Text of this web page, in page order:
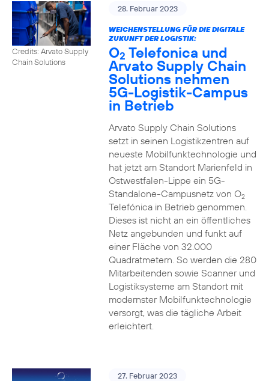
Credits: Arvato Supply
Chain Solutions
28. Februar 2023
WEICHENSTELLUNG FÜR DIE DIGITALE
ZUKUNFT DER LOGISTIK:
O2 Telefonica und
Arvato Supply Chain
Solutions nehmen
5G-Logistik-Campus
in Betrieb
Arvato Supply Chain Solutions
setzt in seinen Logistikzentren auf
neueste Mobilfunktechnologie und
hat jetzt am Standort Marienfeld in
Ostwestfalen-Lippe ein 5G-
Standalone-Campusnetz von O2
Telefónica in Betrieb genommen.
Dieses ist nicht an ein öffentliches
Netz angebunden und funkt auf
einer Fläche von 32.000
Quadratmetern. So werden die 280
Mitarbeitenden sowie Scanner und
Logistiksysteme am Standort mit
modernster Mobilfunktechnologie
versorgt, was die tägliche Arbeit
erleichtert.
27. Februar 2023